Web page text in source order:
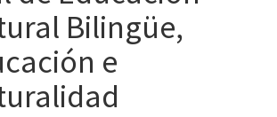
Bilingüe,
e